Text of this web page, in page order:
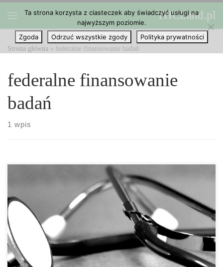
Przejdź do treści THCLand.pl
Strona główna » federalne finansowanie badań
federalne finansowanie
badań
1 wpis
Uniwersytet w Kolorado wydal notatkę wyjaśniając członkom
wydziału, dlaczego prowadzenie badań nad marihuaną nie jest tak
proste jak zakup tego produktu. Wraz ze zmianami, które zostały
wprowadzone do prawa państwowego, liczba naukowców
uniwersyteckich wyraziło zainteresowanie przeprowadzeniem
badań na temat marihuany. […]
Ta strona korzysta z ciasteczek aby świadczyć usługi na
najwyższym poziomie.
Zgoda
Odrzuć wszystkie zgody Polityka prywatności